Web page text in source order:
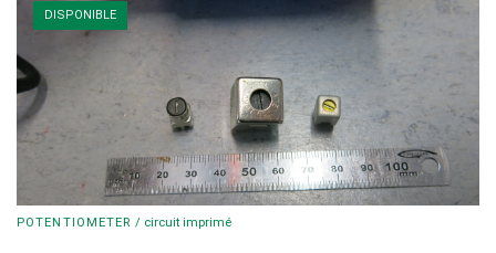
DISPONIBLE
POTENTIOMETER / circuit imprimé